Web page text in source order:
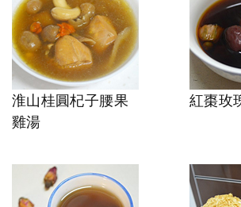
淮山桂圓杞子腰果
雞湯
紅棗玫